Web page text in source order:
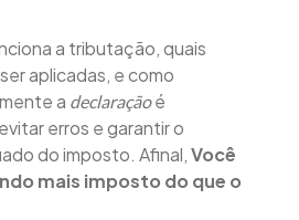
a tributação, quais
aplicadas, e como
a declaraçãoé
erros e garantir o
do imposto. Afinal,Você
mais imposto do que o